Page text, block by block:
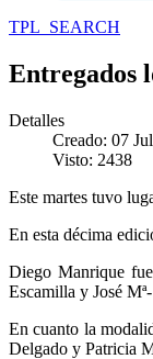
TPL_SEARCH
Entregados
Detalles
Creado: 07
Visto: 2438
Este martes tuvo
En esta décima
Diego Manrique
Escamilla y José
En cuanto la
Delgado y Patricia